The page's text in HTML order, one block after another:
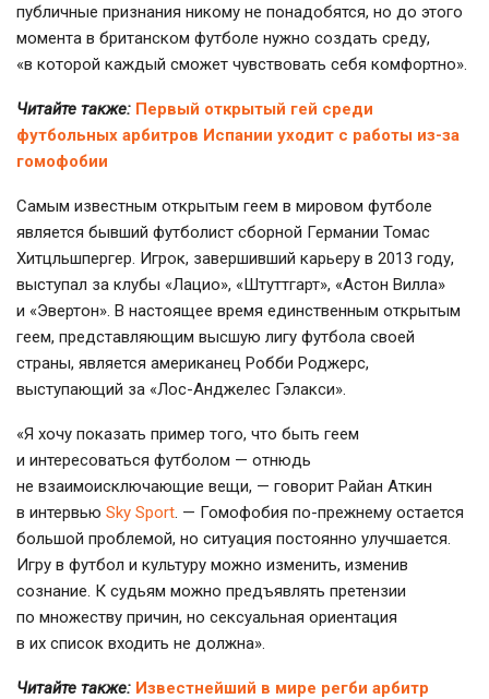
публичные признания никому не понадобятся, но до этого
момента в британском футболе нужно создать среду,
«в которой каждый сможет чувствовать себя комфортно».
Читайте также: Первый открытый гей среди
футбольных арбитров Испании уходит с работы из-за
гомофобии
Самым известным открытым геем в мировом футболе
является бывший футболист сборной Германии Томас
Хитцльшпергер. Игрок, завершивший карьеру в 2013 году,
выступал за клубы «Лацио», «Штуттгарт», «Астон Вилла»
и «Эвертон». В настоящее время единственным открытым
геем, представляющим высшую лигу футбола своей
страны, является американец Робби Роджерс,
выступающий за «Лос-Анджелес Гэлакси».
«Я хочу показать пример того, что быть геем
и интересоваться футболом — отнюдь
не взаимоисключающие вещи, — говорит Райан Аткин
в интервью Sky Sport. — Гомофобия по-прежнему остается
большой проблемой, но ситуация постоянно улучшается.
Игру в футбол и культуру можно изменить, изменив
сознание. К судьям можно предъявлять претензии
по множеству причин, но сексуальная ориентация
в их список входить не должна».
Читайте также: Известнейший в мире регби арбитр